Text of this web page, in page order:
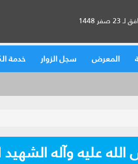
المعرض سجل الزوار خدمة الـRSS
عليه وآله